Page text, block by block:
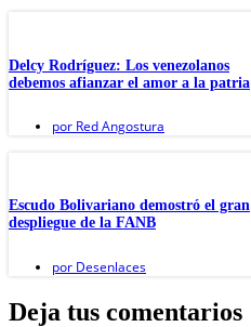
Delcy Rodríguez: Los venezolanos
debemos afianzar el amor a la patria
por Red Angostura
Escudo Bolivariano demostró el gran
despliegue de la FANB
por Desenlaces
Deja tus comentarios